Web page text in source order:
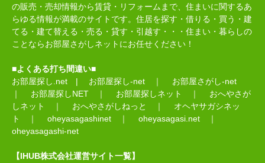
の販売・売却情報から賃貸・リフォームまで、住まいに関するあ
らゆる情報が満載のサイトです。住居を探す・借りる・買う・建
てる・建て替える・売る・貸す・引越す・・・住まい・暮らしの
ことならお部屋さがしネットにお任せください！
■よくある打ち間違い■
お部屋探し.net | お部屋探し-net ｜ お部屋さがし-net
｜ お部屋探しNET ｜ お部屋探しネット ｜ おへやさが
しネット
｜ おへやさがしねっと ｜ オヘヤサガシネッ
ト
｜ oheyasagashinet ｜ oheyasagasi.net ｜
oheyasagashi-net
【IHUB株式会社運営サイト一覧】